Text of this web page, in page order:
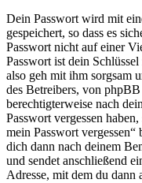
Dein Passwort wird mit
gespeichert, so dass es
Passwort nicht auf einer
Passwort ist dein
also geh mit ihm sorgsam
des Betreibers, von
berechtigterweise nach
Passwort vergessen
mein Passwort
dich dann nach deinem
und sendet anschließend
Adresse, mit dem du dann